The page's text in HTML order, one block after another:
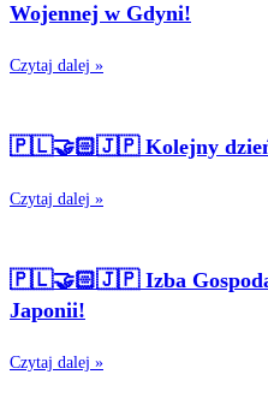
Wojennej w Gdyni!
Czytaj dalej »
🇵🇱🤝🏻🇯🇵 Kolejny dzień
Czytaj dalej »
🇵🇱🤝🏻🇯🇵 Izba
Japonii!
Czytaj dalej »